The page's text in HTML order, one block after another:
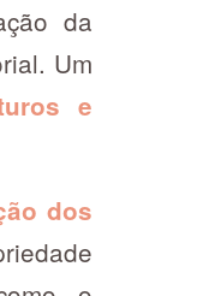
da
Um
e
dos